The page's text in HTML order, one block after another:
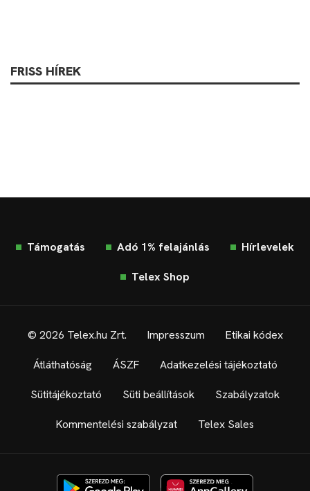
FRISS HÍREK
Támogatás Adó 1% felajánlás Hírlevelek
Telex Shop
© 2026 Telex.hu Zrt. Impresszum Etikai kódex
Átláthatóság ÁSZF Adatkezelési tájékoztató
Sütitájékoztató Süti beállítások Szabályzatok
Kommentelési szabályzat Telex Sales